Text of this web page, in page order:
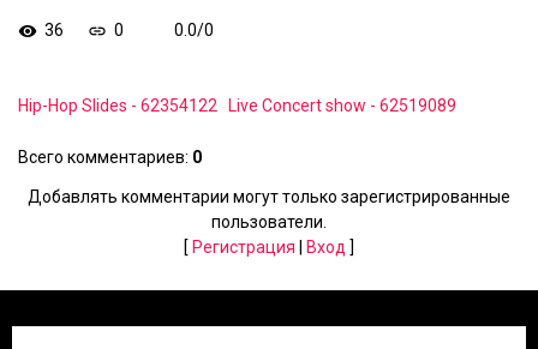
36 0 0.0/0
Hip-Hop Slides - 62354122 Live Concert show - 62519089
Всего комментариев: 0
Добавлять комментарии могут только зарегистрированные
пользователи.
[ Регистрация Вход ]